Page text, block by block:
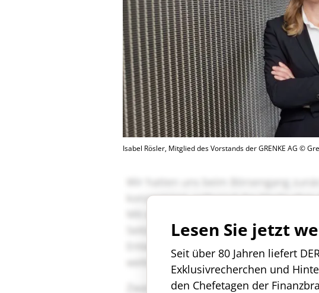
Isabel Rösler, Mitglied des Vorstands der GRENKE AG ©
Lesen Sie jetzt
Seit über 80 Jahren liefert
Exklusivrecherchen und
den Chefetagen der